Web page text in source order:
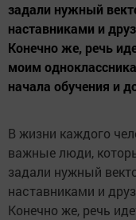
задали нужный
наставниками и
Конечно же, речь
моим
начала обучения и
В жизни каждого
важные люди,
задали нужный
наставниками и
Конечно же, речь